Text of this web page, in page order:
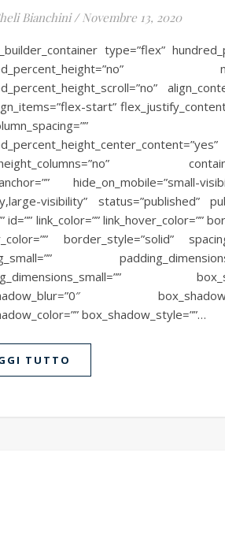
Bianchini / Novembre 13, 2020
type=”flex”
start”
hide_on_mobile=”small-
visibility” status=”published”
id=”” link_color=”” link_hover_color=””
border_style=”solid”
box_shadow_style=””…
TUTTO